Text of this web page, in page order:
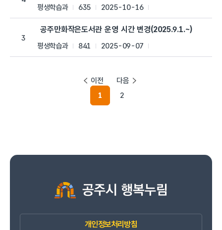
평생학습과 635 2025-10-16
3
공주만화작은도서관 운영 시간 변경(2025.9.1.~)
평생학습과 841 2025-09-07
이전
1
2
다음
개인정보처리방침